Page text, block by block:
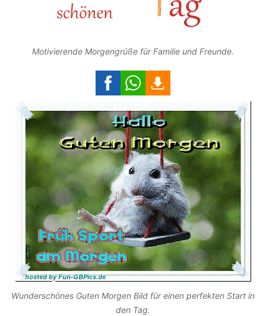
Motivierende Morgengrüße für Familie und Freunde.
Wunderschönes Guten Morgen Bild für einen perfekten Start in
den Tag.